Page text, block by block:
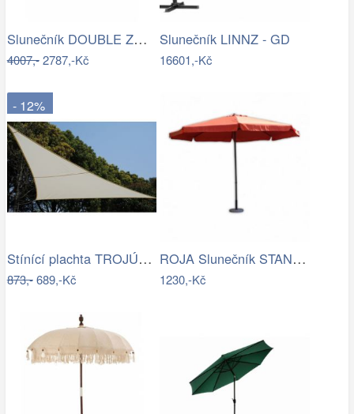
Slunečník DOUBLE ZWU-307 ROJAPLAST
4007,-2787,-Kč
Slunečník LINNZ - GD
16601,-Kč
- 12%
Stínící plachta TROJÚHELNÍK Rojaplast
873,-689,-Kč
ROJA Slunečník STANDART 3m - terracota
1230,-Kč